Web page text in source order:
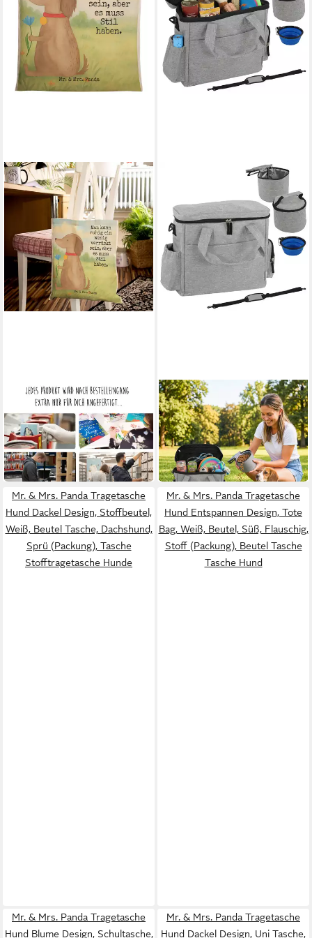
MR. & MRS. PANDA
Tragetasche Hund Blume
Design, Tote Bag, Weiß, Bag,
Hunde, Stil, Süß, Beutel Tasc
18,99 €
in 7-9 Werktagen bei dir
IBETTERTEC
Tragetasche
Hundetransporttasche mit
Taschen, 2 Futterbeutel,
Klappnapf
99,99 € UVP199,99 €
-50%
in 7-9 Werktagen bei dir
Mr. & Mrs. Panda Tragetasche
Hund Dackel Design, Stoffbeutel,
Weiß, Beutel Tasche, Dachshund,
Sprü (Packung), Tasche
Stofftragetasche Hunde
Mr. & Mrs. Panda Tragetasche
Hund Entspannen Design, Tote
Bag, Weiß, Beutel, Süß, Flauschig,
Stoff (Packung), Beutel Tasche
Tasche Hund
Mr. & Mrs. Panda Tragetasche
Hund Blume Design, Schultasche,
Mr. & Mrs. Panda Tragetasche
Hund Dackel Design, Uni Tasche,